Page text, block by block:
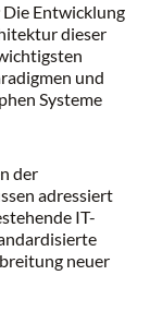
Die Entwicklung
dieser
und
Systeme
der
adressiert
IT-
neuer